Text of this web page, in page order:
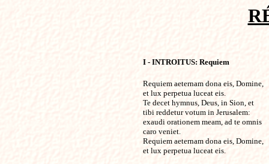
I - INTROITUS: Requiem
Requiem aeternam dona eis, Domine,
et lux perpetua luceat eis.
Te decet hymnus, Deus, in Sion, et
tibi reddetur votum in Jerusalem:
exaudi orationem meam, ad te omnis
caro veniet.
Requiem aeternam dona eis, Domine,
et lux perpetua luceat eis.